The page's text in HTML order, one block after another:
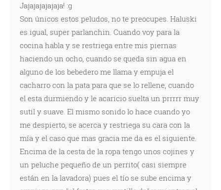
Jajajajajajaja! :g
Son únicos estos peludos, no te preocupes. Haluski
es igual, super parlanchin. Cuando voy para la
cocina habla y se restriega entre mis piernas
haciendo un ocho, cuando se queda sin agua en
alguno de los bebedero me llama y empuja el
cacharro con la pata para que se lo rellene, cuando
el esta durmiendo y le acaricio suelta un prrrrr muy
sutil y suave. El mismo sonido lo hace cuando yo
me despierto, se acerca y restriega su cara con la
mía y el caso que mas gracia me da es el siguiente.
Encima de la cesta de la ropa tengo unos cojines y
un peluche pequeño de un perrito( casi siempre
están en la lavadora) pues el tío se sube encima y